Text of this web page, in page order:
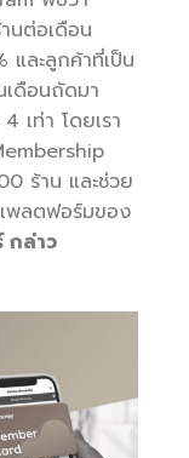
นต่อเดือน
และลูกค้าที่เป็น
เดือนถัดมา
เท่า โดยเรา
ร้าน และช่วย
พลตฟอร์มของ
กล่าว